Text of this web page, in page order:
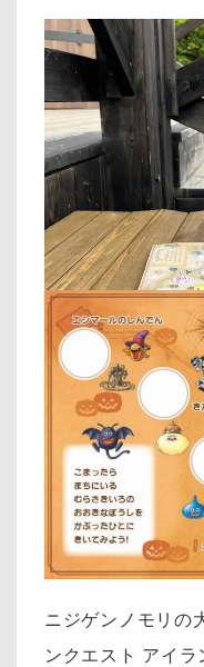
ニジゲンノモリの
ンクエスト アイ